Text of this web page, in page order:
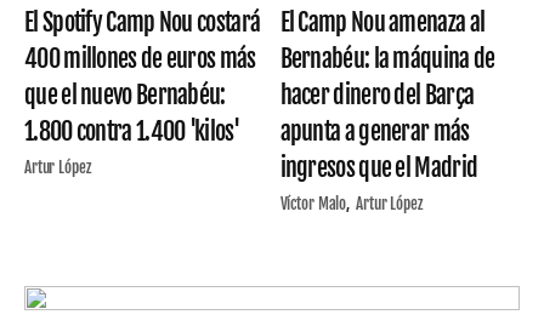
El Spotify Camp Nou costará
400 millones de euros más
que el nuevo Bernabéu:
1.800 contra 1.400 'kilos'
Artur López
El Camp Nou amenaza al
Bernabéu: la máquina de
hacer dinero del Barça
apunta a generar más
ingresos que el Madrid
Víctor Malo Artur López